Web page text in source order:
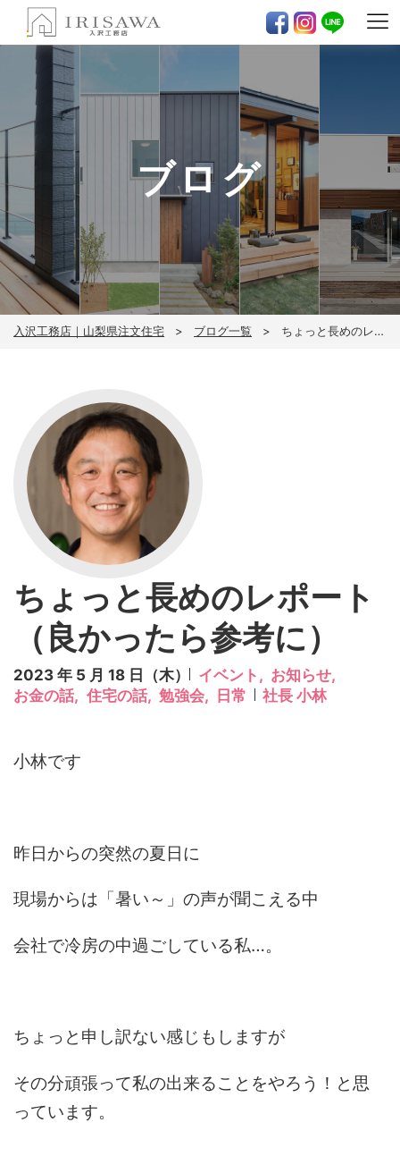
ブログ
入沢工務店｜山梨県注文住宅 ブログ一覧 ちょっと長めのレポート（良かったら参考に）
ちょっと長めのレポート
（良かったら参考に）
2023 年 5 月 18 日（木） イベント, お知らせ,
お金の話, 住宅の話, 勉強会, 日常 社長 小林
小林です
昨日からの突然の夏日に
現場からは「暑い～」の声が聞こえる中
会社で冷房の中過ごしている私…。
ちょっと申し訳ない感じもしますが
その分頑張って私の出来ることをやろう！と思
っています。